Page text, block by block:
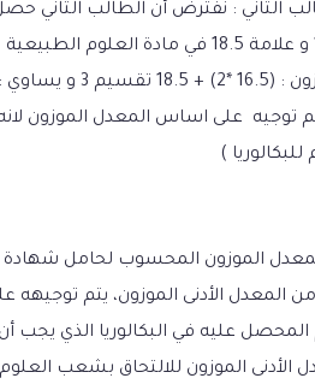
الثاني : نفترض أن الطالب الثاني
على معدل عام : 16.5 و علامة 18.5 في مادة العلوم الطبيعية
:
(
16.5 *2) + 18.5 تقسيم 3 و
يتم توجيه على اساس المعدل الموزون
)
الموزون المحسوب لحامل شهادة
من المعدل الأدنى الموزون، يتم توجيهه
عليه في البكالوريا الذي يجب
الأدنى الموزون للالتحاق بشعب العلوم